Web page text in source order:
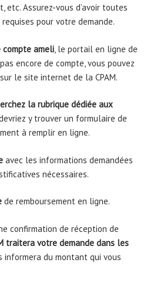
etc. Assurez-vous d’avoir toutes
pour votre demande.
compte ameli, le portail en ligne de
pas encore de compte, vous pouvez
le site internet de la CPAM.
la rubrique dédiée aux
y trouver un formulaire de
à remplir en ligne.
avec les informations demandées
nécessaires.
de remboursement en ligne.
confirmation de réception de
traitera votre demande dans les
informera du montant qui vous